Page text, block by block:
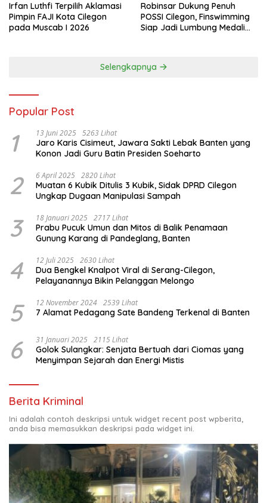
Irfan Luthfi Terpilih Aklamasi
Pimpin FAJI Kota Cilegon
pada Muscab I 2026
Robinsar Dukung Penuh
POSSI Cilegon, Finswimming
Siap Jadi Lumbung Medali
Selengkapnya
Popular Post
1 13 Juni 2025 5263 Lihat
Jaro Karis Cisimeut, Jawara Sakti Lebak Banten yang
Konon Jadi Guru Batin Presiden Soeharto
2 6 April 2025 2820 Lihat
Muatan 6 Kubik Ditulis 3 Kubik, Sidak DPRD Cilegon
Ungkap Dugaan Manipulasi Sampah
3 18 Januari 2025 2717 Lihat
Prabu Pucuk Umun dan Mitos di Balik Penamaan
Gunung Karang di Pandeglang, Banten
4 12 Juli 2025 2630 Lihat
Dua Bengkel Knalpot Viral di Serang-Cilegon,
Pelayanannya Bikin Pelanggan Melongo
5 12 November 2024 2539 Lihat
7 Alamat Pedagang Sate Bandeng Terkenal di Banten
6 31 Januari 2025 2115 Lihat
Golok Sulangkar: Senjata Bertuah dari Ciomas yang
Menyimpan Sejarah dan Energi Mistis
Berita Kriminal
Ini adalah contoh deskripsi untuk widget recent post wpberita,
anda bisa memasukkan deskripsi pada widget ini.